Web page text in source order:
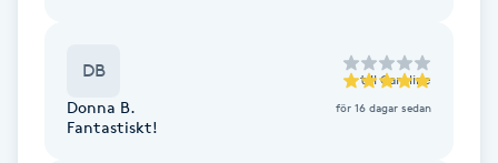
Funktionsanalys
DB till Caroline
Donna B. för 16 dagar sedan
Fantastiskt!